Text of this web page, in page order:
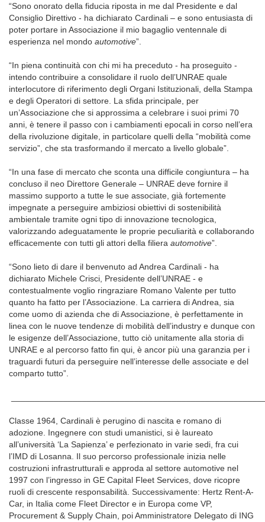
“Sono onorato della fiducia riposta in me dal Presidente e dal
Consiglio Direttivo - ha dichiarato Cardinali – e sono entusiasta di
poter portare in Associazione il mio bagaglio ventennale di
esperienza nel mondo automotive”.
“In piena continuità con chi mi ha preceduto - ha proseguito -
intendo contribuire a consolidare il ruolo dell’UNRAE quale
interlocutore di riferimento degli Organi Istituzionali, della Stampa
e degli Operatori di settore. La sfida principale, per
un’Associazione che si approssima a celebrare i suoi primi 70
anni, è tenere il passo con i cambiamenti epocali in corso nell’era
della rivoluzione digitale, in particolare quelli della “mobilità come
servizio”, che sta trasformando il mercato a livello globale”.
“In una fase di mercato che sconta una difficile congiuntura – ha
concluso il neo Direttore Generale – UNRAE deve fornire il
massimo supporto a tutte le sue associate, già fortemente
impegnate a perseguire ambiziosi obiettivi di sostenibilità
ambientale tramite ogni tipo di innovazione tecnologica,
valorizzando adeguatamente le proprie peculiarità e collaborando
efficacemente con tutti gli attori della filiera automotive”.
“Sono lieto di dare il benvenuto ad Andrea Cardinali - ha
dichiarato Michele Crisci, Presidente dell’UNRAE - e
contestualmente voglio ringraziare Romano Valente per tutto
quanto ha fatto per l’Associazione. La carriera di Andrea, sia
come uomo di azienda che di Associazione, è perfettamente in
linea con le nuove tendenze di mobilità dell’industry e dunque con
le esigenze dell’Associazione, tutto ciò unitamente alla storia di
UNRAE e al percorso fatto fin qui, è ancor più una garanzia per i
traguardi futuri da perseguire nell’interesse delle associate e del
comparto tutto”.
Classe 1964, Cardinali è perugino di nascita e romano di
adozione. Ingegnere con studi umanistici, si è laureato
all’università ‘La Sapienza’ e perfezionato in varie sedi, fra cui
l’IMD di Losanna. Il suo percorso professionale inizia nelle
costruzioni infrastrutturali e approda al settore automotive nel
1997 con l’ingresso in GE Capital Fleet Services, dove ricopre
ruoli di crescente responsabilità. Successivamente: Hertz Rent-A-
Car, in Italia come Fleet Director e in Europa come VP,
Procurement & Supply Chain, poi Amministratore Delegato di ING